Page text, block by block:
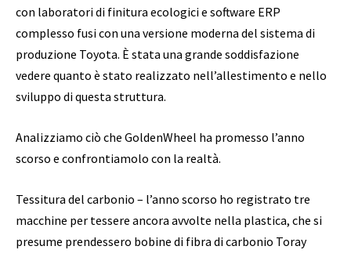
con laboratori di finitura ecologici e software ERP
complesso fusi con una versione moderna del sistema di
produzione Toyota. È stata una grande soddisfazione
vedere quanto è stato realizzato nell’allestimento e nello
sviluppo di questa struttura.
Analizziamo ciò che GoldenWheel ha promesso l’anno
scorso e confrontiamolo con la realtà.
Tessitura del carbonio – l’anno scorso ho registrato tre
macchine per tessere ancora avvolte nella plastica, che si
presume prendessero bobine di fibra di carbonio Toray